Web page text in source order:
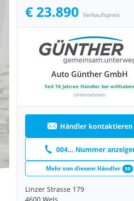
€ 23.890 Verkaufspreis
Auto Günther GmbH
Seit 16 Jahren Händler bei willhaben
Unternehmen
Händler kontaktieren
004... Nummer
Mehr von diesem Händler 59
Linzer Strasse 179